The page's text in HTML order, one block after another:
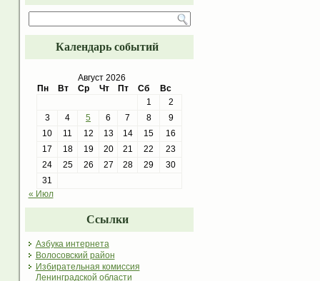
Календарь событий
Август 2026
Пн
Вт Ср Чт Пт Сб
Вс
1
2
3
4 5 6 7 8
9
10
11 12 13 14 15
16
17
18 19 20 21 22
23
24
25 26 27 28 29
30
31
« Июл
Ссылки
Азбука интернета
Волосовский район
Избирательная комиссия
Ленинградской области